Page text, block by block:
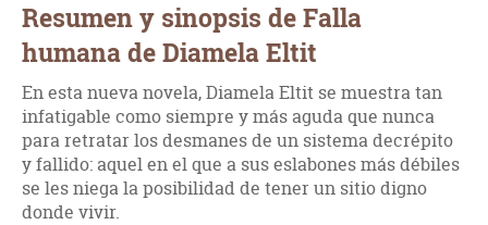
Resumen y sinopsis de Falla
humana de Diamela Eltit
En esta nueva novela, Diamela Eltit se muestra tan
infatigable como siempre y más aguda que nunca
para retratar los desmanes de un sistema decrépito
y fallido: aquel en el que a sus eslabones más débiles
se les niega la posibilidad de tener un sitio digno
donde vivir.